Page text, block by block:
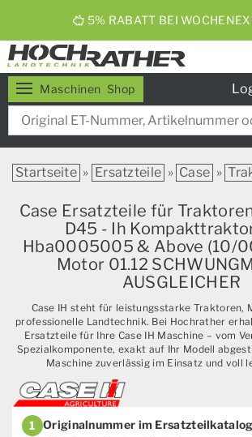
5% RABATT BEI
Maschinen Shop
Startseite » Ersatzteile » Case »
Case Ersatzteile für
D45 - Ih
Hba0005005 & Above (10/
Motor 01.12
AUSGLEICHER
Case IH steht für leistungsstarke Traktoren,
professionelle Landtechnik. Bei Hochrather
Ersatzteile für Ihre Case IH Maschine – vom
Spezialkomponente, exakt auf Ihr Modell
Maschine zuverlässig im Einsatz und voll
1 Originalnummer im